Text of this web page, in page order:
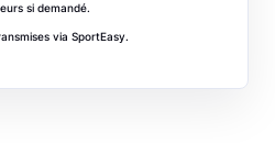
si demandé.
via SportEasy.